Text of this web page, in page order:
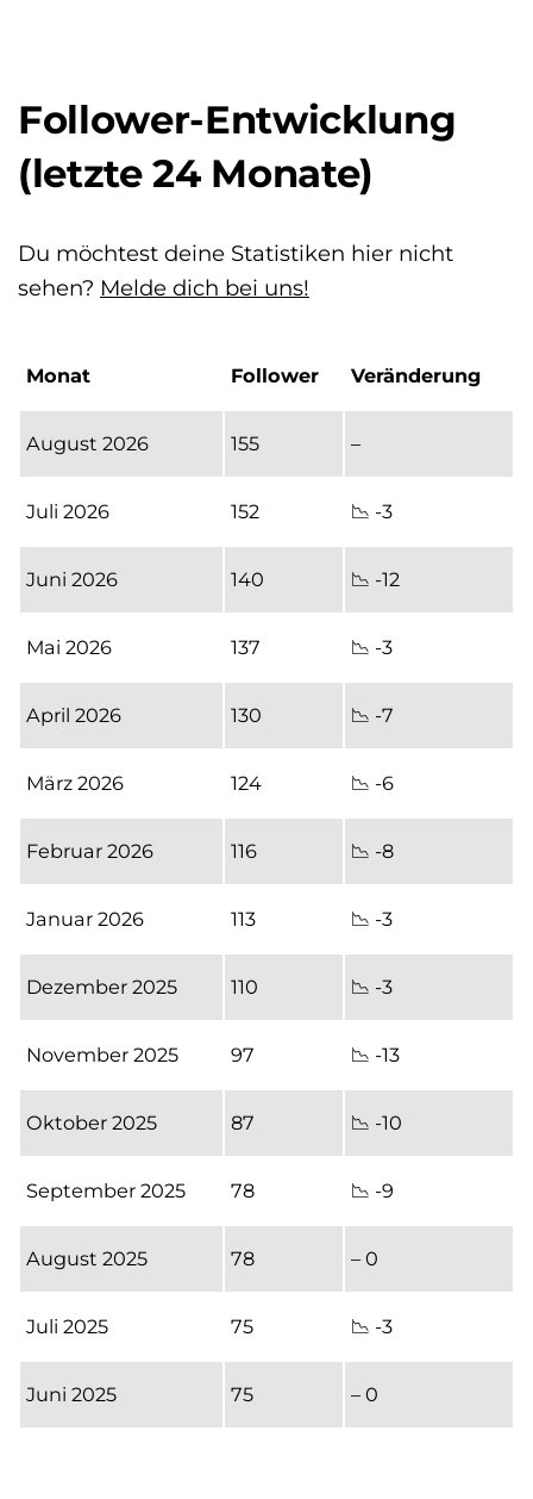
Follower-Entwicklung
(letzte 24 Monate)
Du möchtest deine Statistiken hier nicht
sehen? Melde dich bei uns!
Monat Follower Veränderung
August 2026 155 –
Juli 2026 152 📉 -3
Juni 2026 140 📉 -12
Mai 2026 137 📉 -3
April 2026 130 📉 -7
März 2026 124 📉 -6
Februar 2026 116 📉 -8
Januar 2026 113 📉 -3
Dezember 2025 110 📉 -3
November 2025 97 📉 -13
Oktober 2025 87 📉 -10
September 2025 78 📉 -9
August 2025 78 – 0
Juli 2025 75 📉 -3
Juni 2025 75 – 0